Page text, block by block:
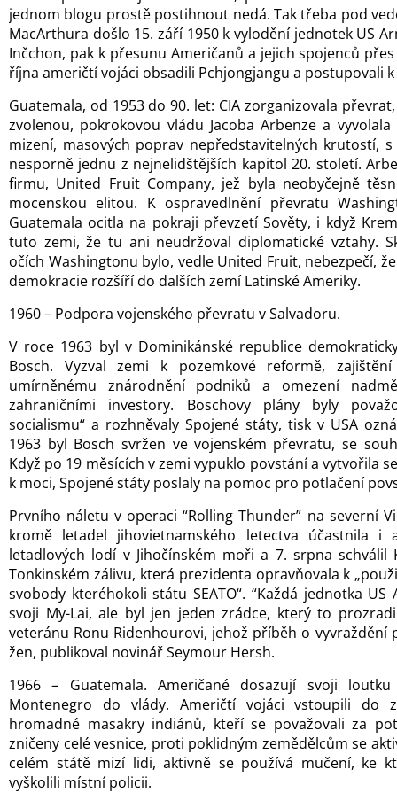
jednom blogu prostě postihnout nedá. Tak třeba pod
MacArthura došlo 15. září 1950 k vylodění jednotek US
Inčchon, pak k přesunu Američanů a jejich spojenců
října američtí vojáci obsadili Pchjongjangu a postupovali
Guatemala, od 1953 do 90. let: CIA zorganizovala
zvolenou, pokrokovou vládu Jacoba Arbenze a
mizení, masových poprav nepředstavitelných krutostí,
nesporně jednu z nejnelidštějších kapitol 20. století.
firmu, United Fruit Company, jež byla neobyčejně
mocenskou elitou. K ospravedlnění převratu
Guatemala ocitla na pokraji převzetí Sověty, i když
tuto zemi, že tu ani neudržoval diplomatické vztahy.
očích Washingtonu bylo, vedle United Fruit, nebezpečí,
demokracie rozšíří do dalších zemí Latinské Ameriky.
1960 – Podpora vojenského převratu v Salvadoru.
V roce 1963 byl v Dominikánské republice
Bosch. Vyzval zemi k pozemkové reformě,
umírněnému znárodnění podniků a omezení
zahraničními investory. Boschovy plány byly
socialismu“ a rozhněvaly Spojené státy, tisk v USA
1963 byl Bosch svržen ve vojenském převratu, se
Když po 19 měsících v zemi vypuklo povstání a vytvořila
k moci, Spojené státy poslaly na pomoc pro potlačení
Prvního náletu v operaci “Rolling Thunder” na severní
kromě letadel jihovietnamského letectva účastnila i
letadlových lodí v Jihočínském moři a 7. srpna schválil
Tonkinském zálivu, která prezidenta opravňovala k
svobody kteréhokoli státu SEATO“. “Každá jednotka
svoji My-Lai, ale byl jen jeden zrádce, který to
veteránu Ronu Ridenhourovi, jehož příběh o vyvraždění
žen, publikoval novinář Seymour Hersh.
1966 – Guatemala. Američané dosazují svoji loutku
Montenegro do vlády. Američtí vojáci vstoupili do
hromadné masakry indiánů, kteří se považovali za
zničeny celé vesnice, proti poklidným zemědělcům se
celém státě mizí lidi, aktivně se používá mučení, ke
vyškolili místní policii.